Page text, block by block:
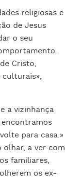
religiosas e
de Jesus
o seu
Cristo,
culturais»,
a vizinhança
encontramos
para casa.»
olhar, a ver com
familiares,
os ex-